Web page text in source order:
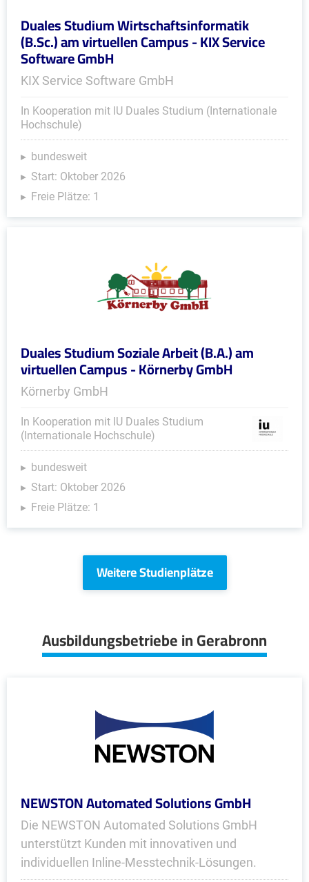
Duales Studium Wirtschaftsinformatik
(B.Sc.) am virtuellen Campus - KIX Service
Software GmbH
KIX Service Software GmbH
In Kooperation mit IU Duales Studium (Internationale
Hochschule)
bundesweit
Start: Oktober 2026
Freie Plätze: 1
Duales Studium Soziale Arbeit (B.A.) am
virtuellen Campus - Körnerby GmbH
Körnerby GmbH
In Kooperation mit IU Duales Studium
(Internationale Hochschule)
bundesweit
Start: Oktober 2026
Freie Plätze: 1
Weitere Studienplätze
Ausbildungsbetriebe in Gerabronn
NEWSTON Automated Solutions GmbH
Die NEWSTON Automated Solutions GmbH
unterstützt Kunden mit innovativen und
individuellen Inline-Messtechnik-Lösungen.